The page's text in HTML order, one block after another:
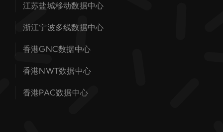
江苏盐城移动数据中心
浙江宁波多线数据中心
香港GNC数据中心
香港NWT数据中心
香港PAC数据中心